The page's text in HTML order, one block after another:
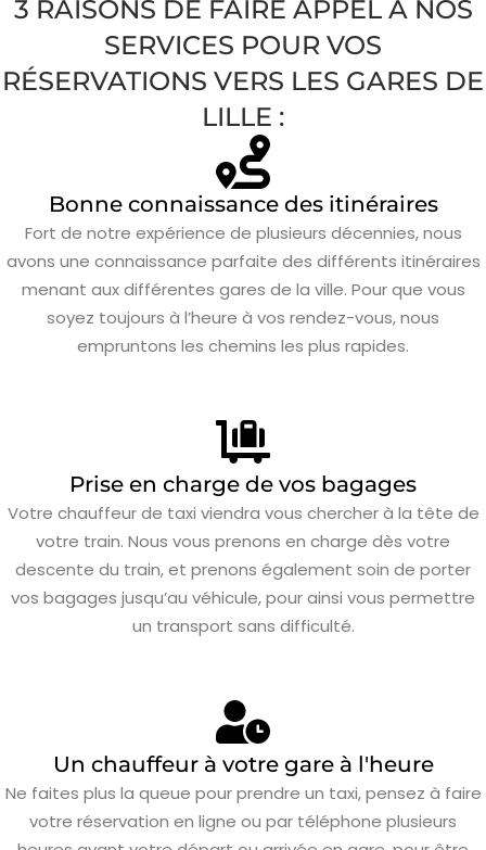
3 RAISONS DE FAIRE APPEL À NOS
SERVICES POUR VOS
RÉSERVATIONS VERS LES GARES DE
LILLE :
Bonne connaissance des itinéraires
Fort de notre expérience de plusieurs décennies, nous
avons une connaissance parfaite des différents itinéraires
menant aux différentes gares de la ville. Pour que vous
soyez toujours à l’heure à vos rendez-vous, nous
empruntons les chemins les plus rapides.
Prise en charge de vos bagages
Votre chauffeur de taxi viendra vous chercher à la tête de
votre train. Nous vous prenons en charge dès votre
descente du train, et prenons également soin de porter
vos bagages jusqu’au véhicule, pour ainsi vous permettre
un transport sans difficulté.
Un chauffeur à votre gare à l'heure
Ne faites plus la queue pour prendre un taxi, pensez à faire
votre réservation en ligne ou par téléphone plusieurs